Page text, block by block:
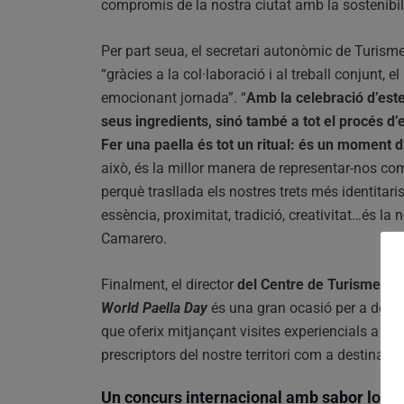
compromís de la nostra ciutat amb la
Per part seua, el secretari autonòmic de
“gràcies a la col·laboració i al treball conjunt,
emocionant jornada”. “Amb la celebració
seus ingredients, sinó també a tot el procés
Fer una paella és tot un ritual: és un moment
això, és la millor manera de representar-nos
perquè trasllada els nostres trets més
essència, proximitat, tradició, creativitat…és la
Camarero.
Finalment, el director del Centre de Turisme
World Paella Day és una gran ocasió per a
que oferix mitjançant visites experiencials a
prescriptors del nostre territori com a
Un concurs internacional amb sabor local